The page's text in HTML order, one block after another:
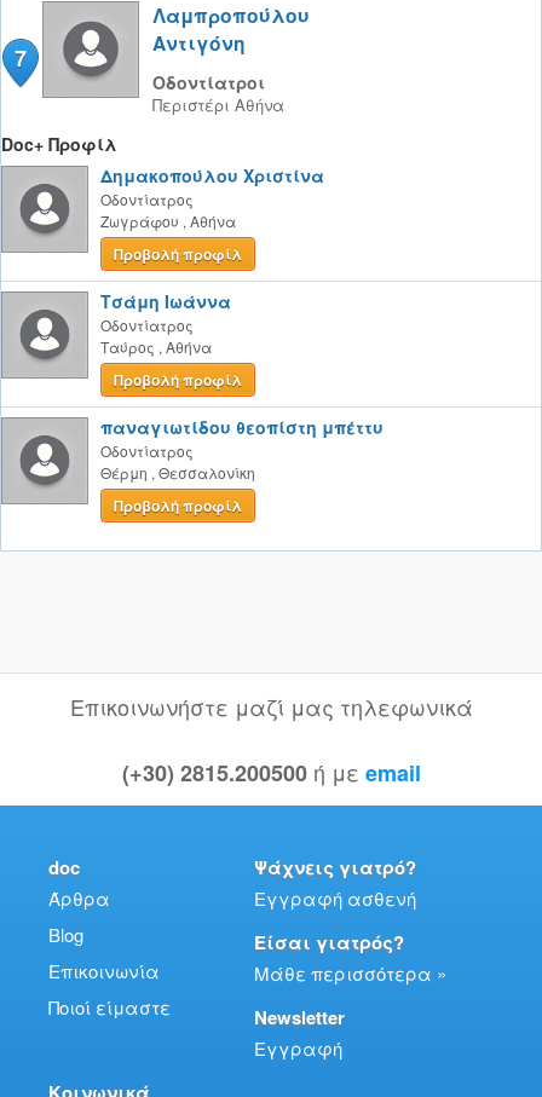
7
Λαμπροπούλου
Αντιγόνη
Οδοντίατροι
Περιστέρι Αθήνα
Doc+ Προφίλ
Δημακοπούλου Χριστίνα
Οδοντίατρος
Ζωγράφου , Αθήνα
Προβολή προφίλ
Τσάμη Ιωάννα
Οδοντίατρος
Ταύρος , Αθήνα
Προβολή προφίλ
παναγιωτίδου θεοπίστη μπέττυ
Οδοντίατρος
Θέρμη , Θεσσαλονίκη
Προβολή προφίλ
Επικοινωνήστε μαζί μας τηλεφωνικά
(+30) 2815.200500 ή με email
doc
Άρθρα
Blog
Επικοινωνία
Ποιοί είμαστε
Ψάχνεις γιατρό?
Εγγραφή ασθενή
Είσαι γιατρός?
Μάθε περισσότερα »
Newsletter
Εγγραφή